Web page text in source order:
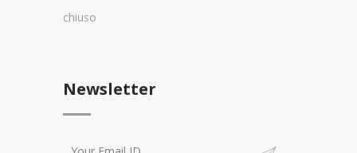
chiuso
Newsletter